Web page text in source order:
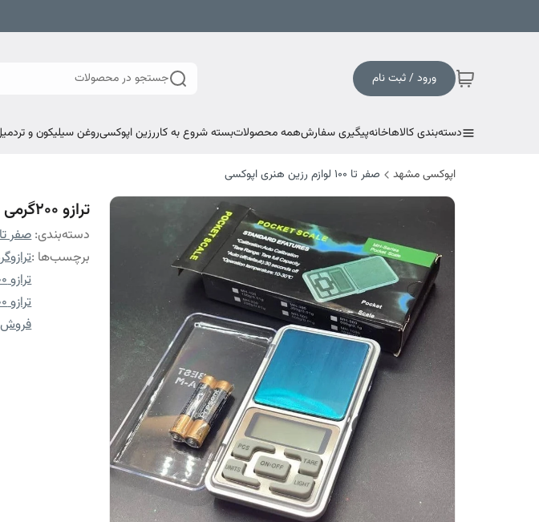
ورود / ثبت نام جستجو در محصولات
دسته‌بندی کالاهاخانهپیگیری سفارشهمه محصولاتبسته شروع به کاررزین اپوکسیروغن سیلیکون و
اپوکسی مشهد صفر تا ۱۰۰ لوازم رزین هنری اپوکسی
ترازو ۲۰۰گرمی (اصلی ) دقت یک صدم گرم ۳صفر
دسته‌بندی:صفر تا ۱۰۰ لوازم رزین هنری
برچسب‌ها :
ترازو MH_200
ترازو ۵۰۰گرمی
فروش